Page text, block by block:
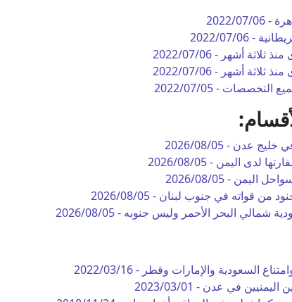
-
2022/07/06
2022/07/06
منذ ثلاثة أشهر -2022/07/06
منذ ثلاثة أشهر -2022/07/06
التخصصات -2022/07/05
خليج عدن -2026/08/05
لدى اليمن -2026/08/05
سواحل اليمن -2026/08/05
2026/08/05
شمالي البحر الأحمر وليس جنوبه -2026/08/05
2022/03/16
اليمنيين في عدن - 2023/03/01